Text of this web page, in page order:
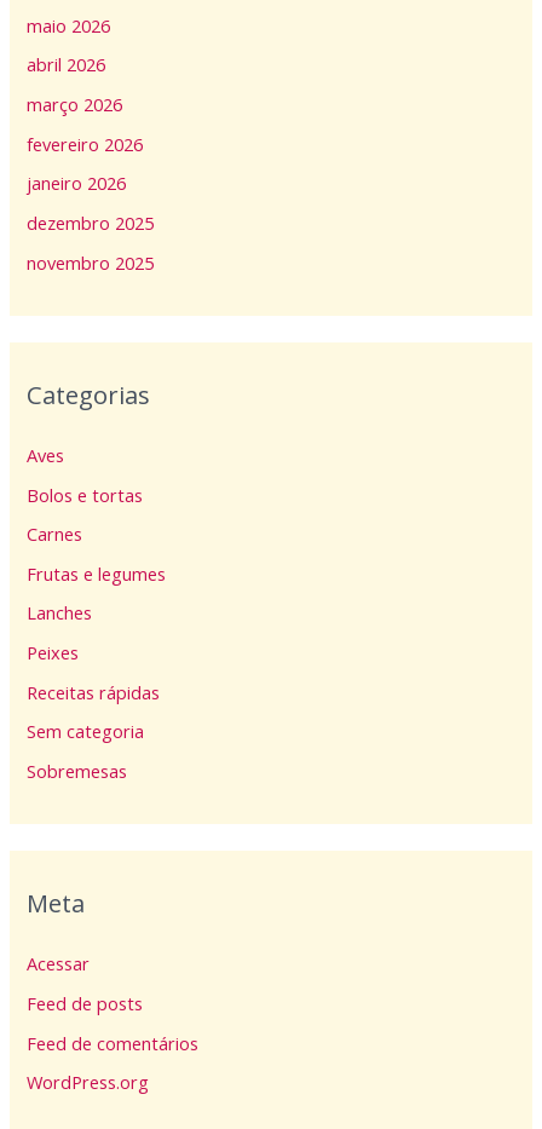
maio 2026
abril 2026
março 2026
fevereiro 2026
janeiro 2026
dezembro 2025
novembro 2025
Categorias
Aves
Bolos e tortas
Carnes
Frutas e legumes
Lanches
Peixes
Receitas rápidas
Sem categoria
Sobremesas
Meta
Acessar
Feed de posts
Feed de comentários
WordPress.org